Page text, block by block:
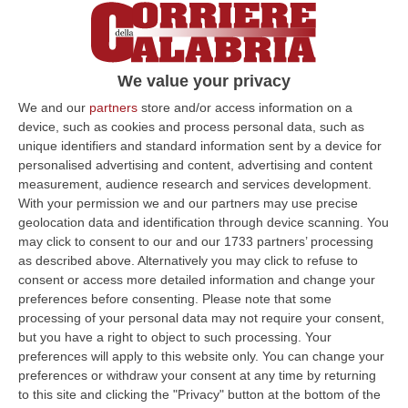
We value your privacy
We and our partners store and/or access information on a
device, such as cookies and process personal data, such as
unique identifiers and standard information sent by a device for
personalised advertising and content, advertising and content
measurement, audience research and services development.
With your permission we and our partners may use precise
geolocation data and identification through device scanning. You
may click to consent to our and our 1733 partners’ processing
as described above. Alternatively you may click to refuse to
consent or access more detailed information and change your
preferences before consenting.
Please note that some
processing of your personal data may not require your consent,
but you have a right to object to such processing. Your
preferences will apply to this website only. You can change your
preferences or withdraw your consent at any time by returning
to this site and clicking the "Privacy" button at the bottom of the
Giuseppe Falcomatà, insieme alla collega
sindaco di Villa San GiovanniGiusi Caminiti,
rilancia l’interrogazione degli Eurodeputati di
Left, S&D e Verdi alla Commissione Ue: «I
territori hanno il diritto di avere garanzie e
certezze. Difendiamo i cittadini nella
consapevolezza di dovere di governare le
fasi di cambiamento».
«I dubbi che ci hanno spinto a ricorrere al Tar
per approfondire la valutazione della
Commissione Via del Ministero
dell’Ambiente sull’impatto ambientale del
Ponte sullo Stretto, trovano una sponda
efficace anche nell’interrogazione presentata
dai parlamentari europei di Left, S&D e